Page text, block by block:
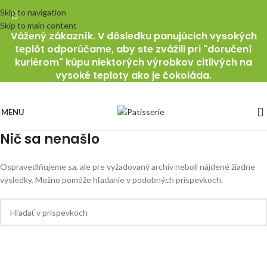
Skip to navigation
Skip to main content
Vážený zákazník. V dôsledku panujúcich vysokých
teplôt odporúčame, aby ste zvážili pri "doručení
kuriérom" kúpu niektorých výrobkov citlivých na
vysoké teploty ako je čokoláda.
MENU
Nič sa nenašlo
Ospravedlňujeme sa, ale pre vyžadovaný archív neboli nájdené žiadne
výsledky. Možno pomôže hľadanie v podobných príspevkoch.